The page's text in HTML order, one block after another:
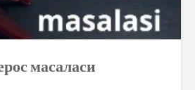
масаласи